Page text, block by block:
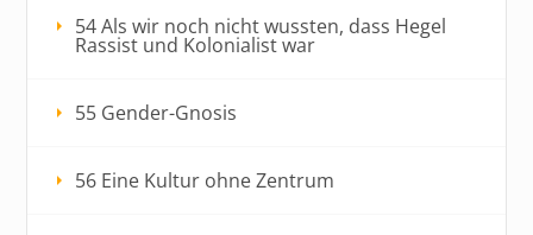
54 Als wir noch nicht wussten, dass Hegel
Rassist und Kolonialist war
55 Gender-Gnosis
56 Eine Kultur ohne Zentrum